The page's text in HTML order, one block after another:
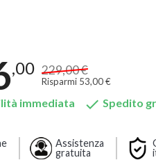
,00 229,00 €
Risparmi 53,00 €
immediata  Spedito
Assistenza
gratuita